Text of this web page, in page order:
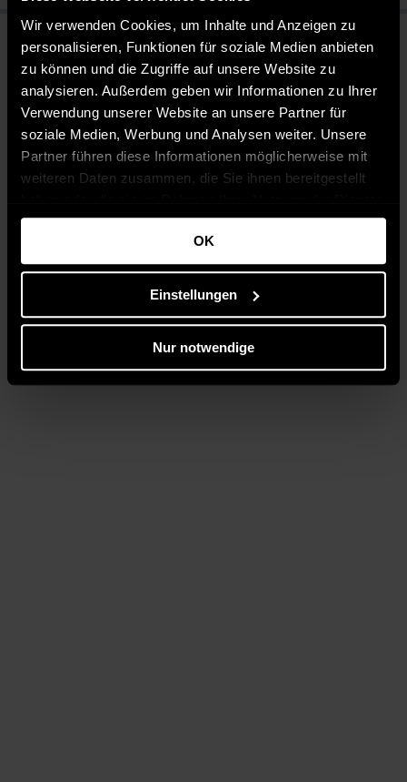
Wir verwenden Cookies, um Inhalte und Anzeigen zu
personalisieren, Funktionen für soziale Medien anbieten
zu können und die Zugriffe auf unsere Website zu
analysieren. Außerdem geben wir Informationen zu Ihrer
Verwendung unserer Website an unsere Partner für
soziale Medien, Werbung und Analysen weiter. Unsere
Partner führen diese Informationen möglicherweise mit
weiteren Daten zusammen, die Sie ihnen bereitgestellt
gesammelt haben.
OK
Einstellungen
Nur notwendige